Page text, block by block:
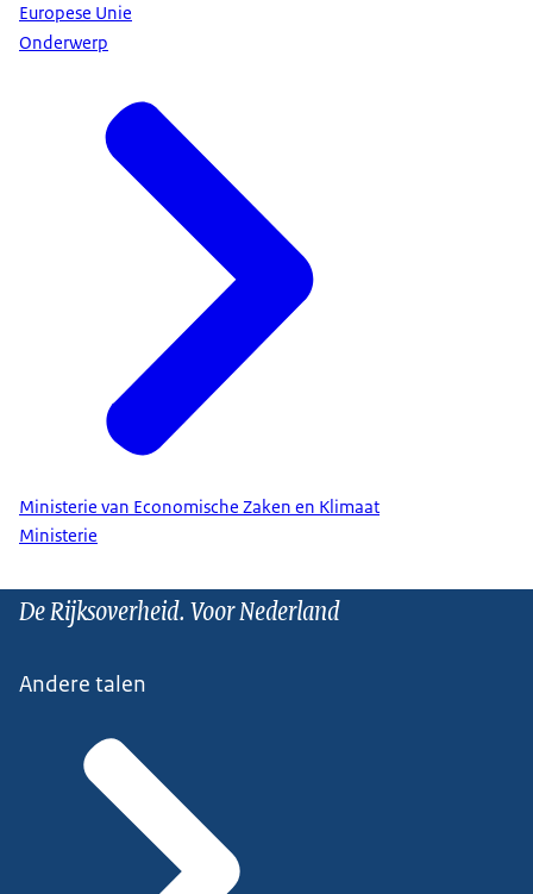
Europese Unie
Onderwerp
Ministerie van Economische Zaken en Klimaat
Ministerie
De Rijksoverheid. Voor Nederland
Andere talen